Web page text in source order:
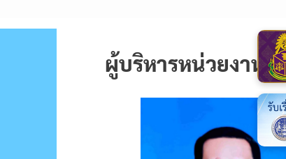
ผู้บริหารหน่วยงาน